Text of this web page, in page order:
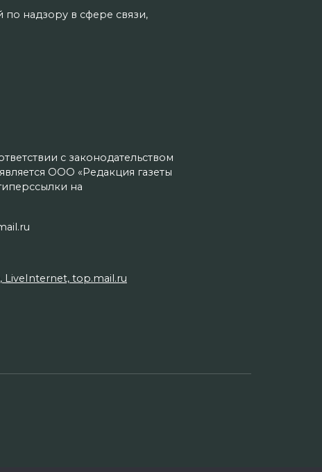
по надзору в сфере связи,
с законодательством
ООО «Редакция газеты
на
LiveInternet, top.mail.ru